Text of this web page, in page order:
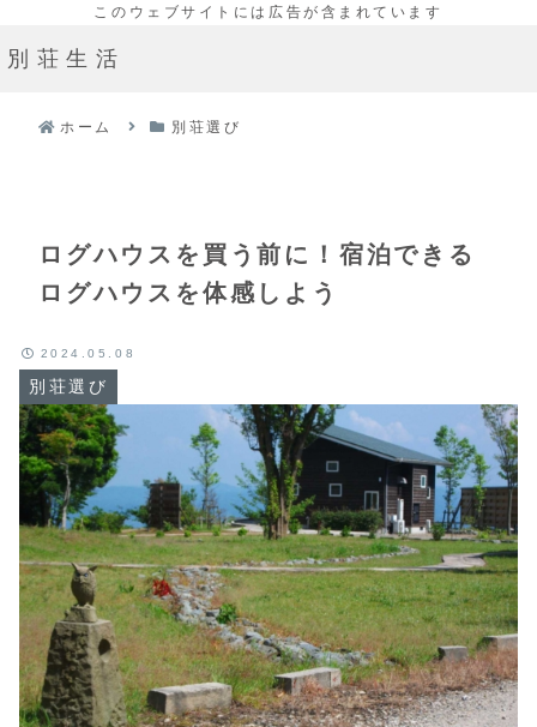
別荘生活
ホーム 別荘選び
ログハウスを買う前に！宿泊できる
ログハウスを体感しよう
別荘選び
2024.05.08